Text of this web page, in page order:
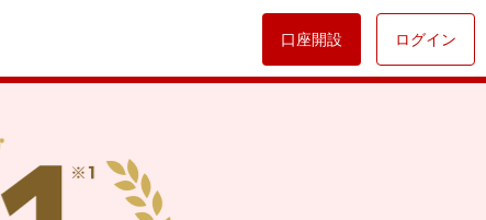
口座開設 ログイン